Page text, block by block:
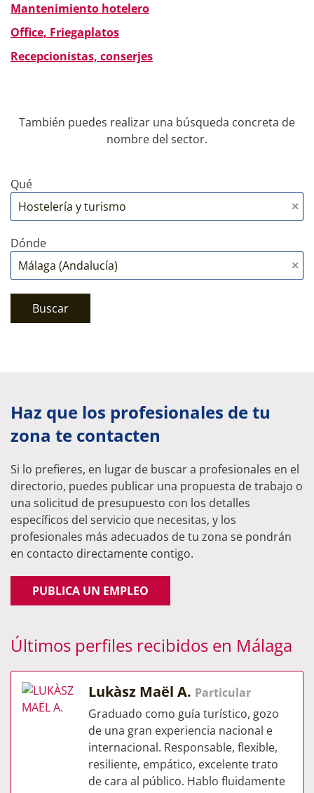
Mantenimiento hotelero
Office, Friegaplatos
Recepcionistas, conserjes
También puedes realizar una búsqueda concreta de
nombre del sector.
Qué
Dónde
Buscar
Haz que los profesionales de tu
zona te contacten
Si lo prefieres, en lugar de buscar a profesionales en el
directorio, puedes publicar una propuesta de trabajo o
una solicitud de presupuesto con los detalles
específicos del servicio que necesitas, y los
profesionales más adecuados de tu zona se pondrán
en contacto directamente contigo.
PUBLICA UN EMPLEO
Últimos perfiles recibidos en Málaga
Lukàsz Maël A. Particular
Graduado como guía turístico, gozo
de una gran experiencia nacional e
internacional. Responsable, flexible,
resiliente, empático, excelente trato
de cara al público. Hablo fluidamente